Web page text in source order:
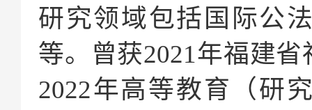
研究领域包括国际公
等。曾获2021年福建
2022年高等教育（研